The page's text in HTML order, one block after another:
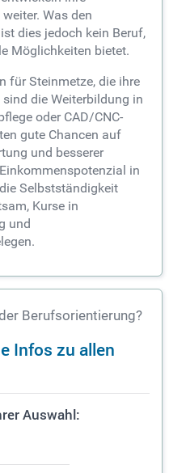
Was den
dies jedoch kein Beruf,
Möglichkeiten bietet.
für Steinmetze, die ihre
die Weiterbildung in
oder CAD/CNC-
gute Chancen auf
und besserer
in
Selbstständigkeit
Kurse in
und
Berufsorientierung?
Infos zu allen
Auswahl: